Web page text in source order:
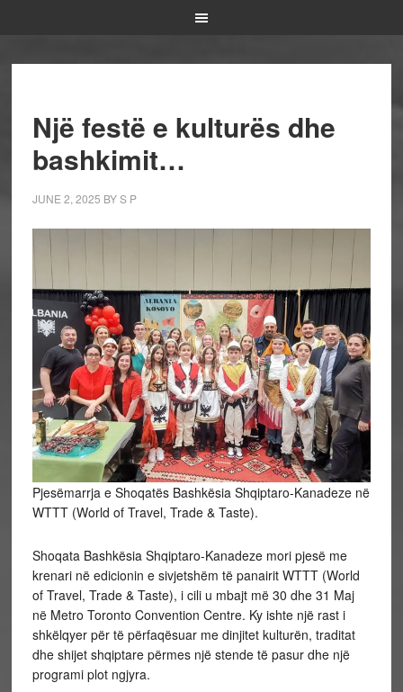
Një festë e kulturës dhe
bashkimit…
JUNE 2, 2025 BYS P
Pjesëmarrja e Shoqatës Bashkësia Shqiptaro-Kanadeze në
WTTT (World of Travel, Trade & Taste).
Shoqata Bashkësia Shqiptaro-Kanadeze mori pjesë me
krenari në edicionin e sivjetshëm të panairit WTTT (World
of Travel, Trade & Taste), i cili u mbajt më 30 dhe 31 Maj
në Metro Toronto Convention Centre. Ky ishte një rast i
shkëlqyer për të përfaqësuar me dinjitet kulturën, traditat
dhe shijet shqiptare përmes një stende të pasur dhe një
programi plot ngjyra.